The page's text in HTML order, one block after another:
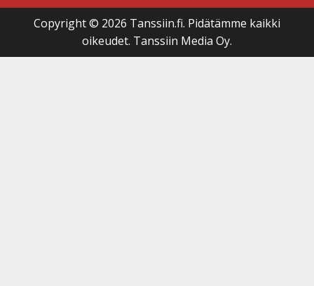
Copyright © 2026 Tanssiin.fi. Pidätämme kaikki
oikeudet. Tanssiin Media Oy.